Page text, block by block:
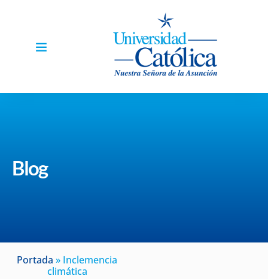
Blog
Portada » Inclemencia
climática